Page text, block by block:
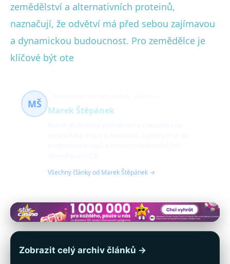
zemědělství a alternativních proteinů,
naznačují, že odvětví má před sebou zajímavou
a dynamickou budoucnost. Pro zemědělce je
klíčové být ote
MŠ
Marek Štěpánek
Všechny články od Marek Štěpánek →
Zobrazit celý archiv článků →